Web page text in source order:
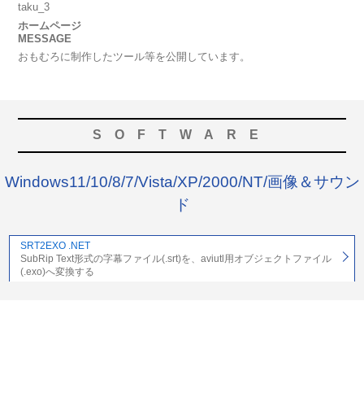
taku_3
ホームページ
MESSAGE
おもむろに制作したツール等を公開しています。
SOFTWARE
Windows11/10/8/7/Vista/XP/2000/NT/画像＆サウン
ド
SRT2EXO .NET
SubRip Text形式の字幕ファイル(.srt)を、aviutl用オブジェクトファイル
(.exo)へ変換する